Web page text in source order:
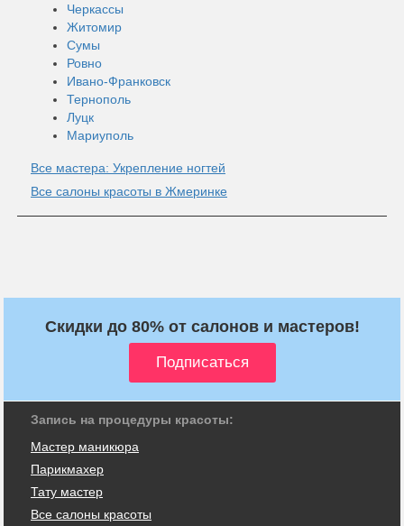
Черкассы
Житомир
Сумы
Ровно
Ивано-Франковск
Тернополь
Луцк
Мариуполь
Все мастера: Укрепление ногтей
Все салоны красоты в Жмеринке
Скидки до 80% от салонов и мастеров!
Запись на процедуры красоты:
Мастер маникюра
Парикмахер
Тату мастер
Все салоны красоты